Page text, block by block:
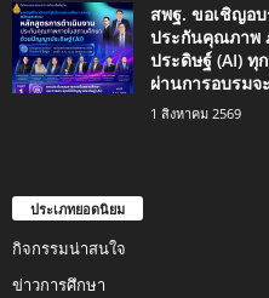
สพฐ. ขอเชิญอ
ประกันคุณภาพ
ประดิษฐ์ (AI) ทุ
ผ่านการอบรมจ
1 สิงหาคม 2569
ประเภทยอดนิยม
กิจกรรมน่าสนใจ
ข่าวการศึกษา